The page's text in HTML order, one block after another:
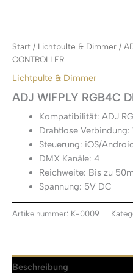
Start / Lichtpulte & Dimmer /
CONTROLLER
Lichtpulte & Dimmer
ADJ WIFPLY RGB4C
Kompatibilität: ADJ
Drahtlose Verbindung:
Steuerung: iOS/
DMX Kanäle: 4
Reichweite: Bis zu
Spannung: 5V DC
Artikelnummer: K-0009
Beschreibung